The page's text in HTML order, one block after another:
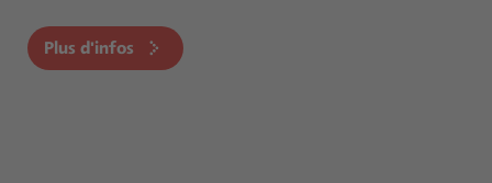
Plus d'infos